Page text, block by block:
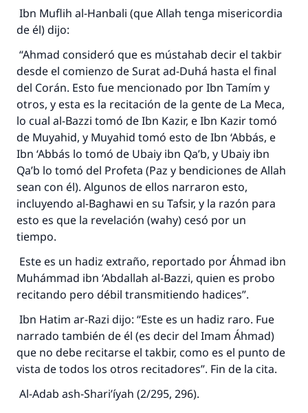
Ibn Muflih al-Hanbali (que Allah tenga misericordia
de él) dijo:
“Ahmad consideró que es mústahab decir el takbir
desde el comienzo de Surat ad-Duhá hasta el final
del Corán. Esto fue mencionado por Ibn Tamím y
otros, y esta es la recitación de la gente de La Meca,
lo cual al-Bazzi tomó de Ibn Kazir, e Ibn Kazir tomó
de Muyahid, y Muyahid tomó esto de Ibn ‘Abbás, e
Ibn ‘Abbás lo tomó de Ubaiy ibn Qa’b, y Ubaiy ibn
Qa’b lo tomó del Profeta (Paz y bendiciones de Allah
sean con él). Algunos de ellos narraron esto,
incluyendo al-Baghawi en su Tafsir, y la razón para
esto es que la revelación (wahy) cesó por un
tiempo.
Este es un hadiz extraño, reportado por Áhmad ibn
Muhámmad ibn ‘Abdallah al-Bazzi, quien es probo
recitando pero débil transmitiendo hadices”.
Ibn Hatim ar-Razi dijo: “Este es un hadiz raro. Fue
narrado también de él (es decir del Imam Áhmad)
que no debe recitarse el takbir, como es el punto de
vista de todos los otros recitadores”. Fin de la cita.
Al-Adab ash-Shari’íyah (2/295, 296).